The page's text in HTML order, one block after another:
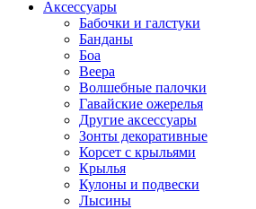
Аксессуары
Бабочки и галстуки
Банданы
Боа
Веера
Волшебные палочки
Гавайские ожерелья
Другие аксессуары
Зонты декоративные
Корсет с крыльями
Крылья
Кулоны и подвески
Лысины